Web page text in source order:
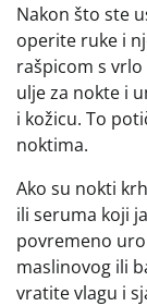
Nakon što ste
operite ruke i
rašpicom s
ulje za nokte i
i kožicu. To
noktima.
Ako su nokti
ili seruma koji
povremeno
maslinovog ili
vratite vlagu i